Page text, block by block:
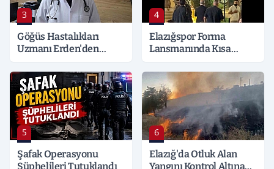
3
Göğüs Hastalıkları
Uzmanı Erden'den
4
Elazığspor Forma
Lansmanında Kısa
5
Şafak Operasyonu
Şüphelileri Tutuklandı
6
Elazığ'da Otluk Alan
Yangını Kontrol Altına